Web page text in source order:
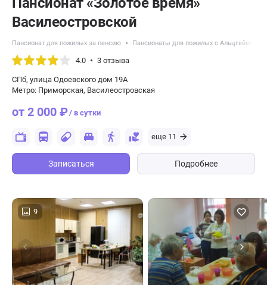
Василеостровской
Пансионат для пожилых за пенсию Пансионаты для пожилых с Альцгеймером
4.0 3 отзыва
СПб, улица Одоевского дом 19А
Метро: Приморская, Василеостровская
от 2 000 ₽/ в сутки
еще 11
Записаться Подробнее
9